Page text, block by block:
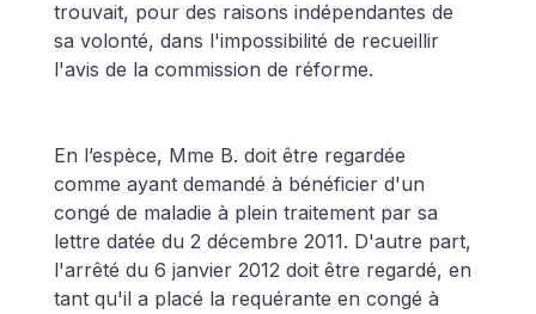
trouvait, pour des raisons indépendantes de
sa volonté, dans l'impossibilité de recueillir
l'avis de la commission de réforme.
En l’espèce, Mme B. doit être regardée
comme ayant demandé à bénéficier d'un
congé de maladie à plein traitement par sa
lettre datée du 2 décembre 2011. D'autre part,
l'arrêté du 6 janvier 2012 doit être regardé, en
tant qu'il a placé la requérante en congé à